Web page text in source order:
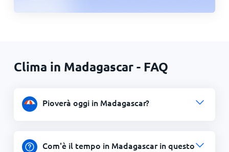
Clima in Madagascar - FAQ
Pioverà oggi in Madagascar?
Com'è il tempo in Madagascar in questo